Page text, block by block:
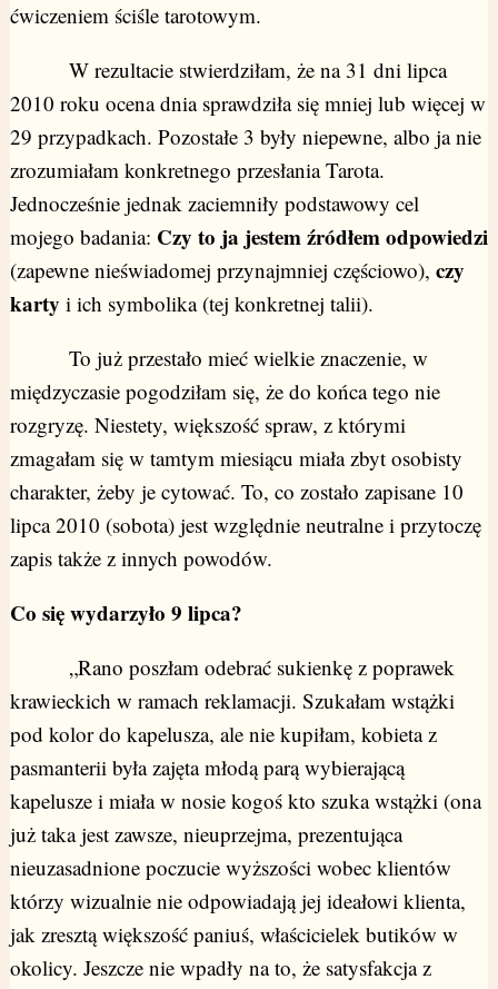
ćwiczeniem ściśle tarotowym.
W rezultacie stwierdziłam, że na 31 dni lipca
2010 roku ocena dnia sprawdziła się mniej lub więcej w
29 przypadkach. Pozostałe 3 były niepewne, albo ja nie
zrozumiałam konkretnego przesłania Tarota.
Jednocześnie jednak zaciemniły podstawowy cel
mojego badania: Czy to ja jestem źródłem odpowiedzi
(zapewne nieświadomej przynajmniej częściowo), czy
karty i ich symbolika (tej konkretnej talii).
To już przestało mieć wielkie znaczenie, w
międzyczasie pogodziłam się, że do końca tego nie
rozgryzę. Niestety, większość spraw, z którymi
zmagałam się w tamtym miesiącu miała zbyt osobisty
charakter, żeby je cytować. To, co zostało zapisane 10
lipca 2010 (sobota) jest względnie neutralne i przytoczę
zapis także z innych powodów.
Co się wydarzyło 9 lipca?
„Rano poszłam odebrać sukienkę z poprawek
krawieckich w ramach reklamacji. Szukałam wstążki
pod kolor do kapelusza, ale nie kupiłam, kobieta z
pasmanterii była zajęta młodą parą wybierającą
kapelusze i miała w nosie kogoś kto szuka wstążki (ona
już taka jest zawsze, nieuprzejma, prezentująca
nieuzasadnione poczucie wyższości wobec klientów
którzy wizualnie nie odpowiadają jej ideałowi klienta,
jak zresztą większość paniuś, właścicielek butików w
okolicy. Jeszcze nie wpadły na to, że satysfakcja z